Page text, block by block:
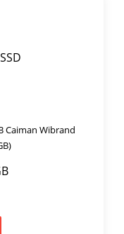
Caiman Wibrand